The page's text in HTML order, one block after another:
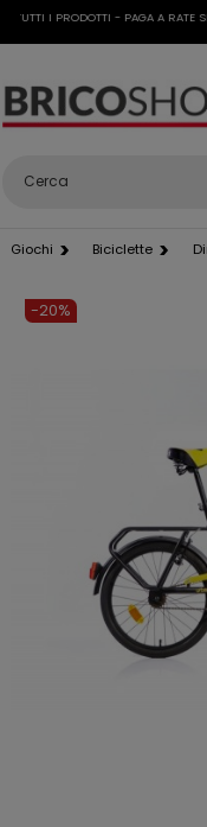
I PRODOTTI - PAGA A RATE
Giochi Biciclette
-20%